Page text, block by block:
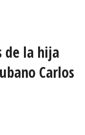
de la hija
Carlos